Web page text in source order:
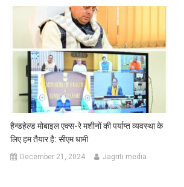
हैन्डहेल्ड मोबाइल एक्स-रे मशीनों की पर्याप्त व्यवस्था के
लिए हम तैयार है: सीएम धामी
December 21, 2024 Jagriti media